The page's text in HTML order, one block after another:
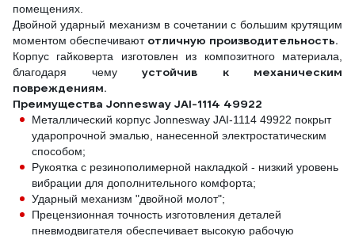
помещениях.
Двойной ударный механизм в сочетании с большим крутящим
моментом обеспечивают отличную производительность.
Корпус гайковерта изготовлен из композитного материала,
благодаря чему устойчив к механическим
повреждениям.
Преимущества Jonnesway JAI-1114 49922
Металлический корпус Jonnesway JAI-1114 49922 покрыт
ударопрочной эмалью, нанесенной электростатическим
способом;
Рукоятка с резинополимерной накладкой - низкий уровень
вибрации для дополнительного комфорта;
Ударный механизм "двойной молот";
Прецензионная точность изготовления деталей
пневмодвигателя обеспечивает высокую рабочую